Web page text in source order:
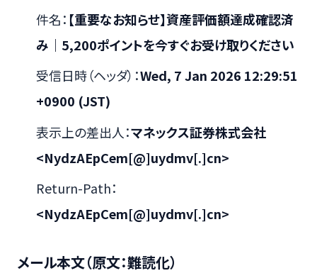
件名： 【重要なお知らせ】資産評価額達成確認済
み｜5,200ポイントを今すぐお受け取りください
受信日時（ヘッダ）：Wed, 7 Jan 2026 12:29:51
+0900 (JST)
表示上の差出人：マネックス証券株式会社
<NydzAEpCem[@]uydmv[.]cn>
Return-Path：
<NydzAEpCem[@]uydmv[.]cn>
メール本文（原文：難読化）